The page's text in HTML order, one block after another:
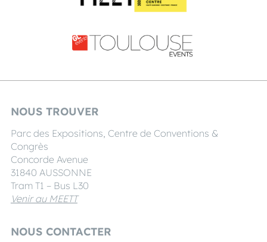
NOUS TROUVER
Parc des Expositions, Centre de Conventions &
Congrès
Concorde Avenue
31840 AUSSONNE
Tram T1 – Bus L30
Venir au MEETT
NOUS CONTACTER